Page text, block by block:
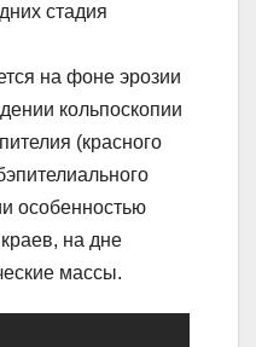
стадия
на фоне эрозии
кольпоскопии
(красного
особенностью
на дне
массы.